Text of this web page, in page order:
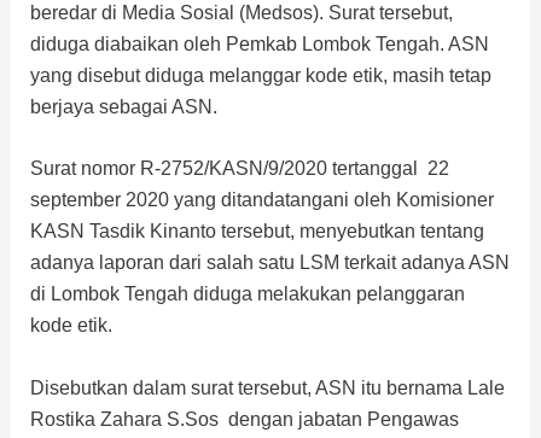
beredar di Media Sosial (Medsos). Surat tersebut,
diduga diabaikan oleh Pemkab Lombok Tengah. ASN
yang disebut diduga melanggar kode etik, masih tetap
berjaya sebagai ASN.
Surat nomor R-2752/KASN/9/2020 tertanggal 22
september 2020 yang ditandatangani oleh Komisioner
KASN Tasdik Kinanto tersebut, menyebutkan tentang
adanya laporan dari salah satu LSM terkait adanya ASN
di Lombok Tengah diduga melakukan pelanggaran
kode etik.
Disebutkan dalam surat tersebut, ASN itu bernama Lale
Rostika Zahara S.Sos dengan jabatan Pengawas